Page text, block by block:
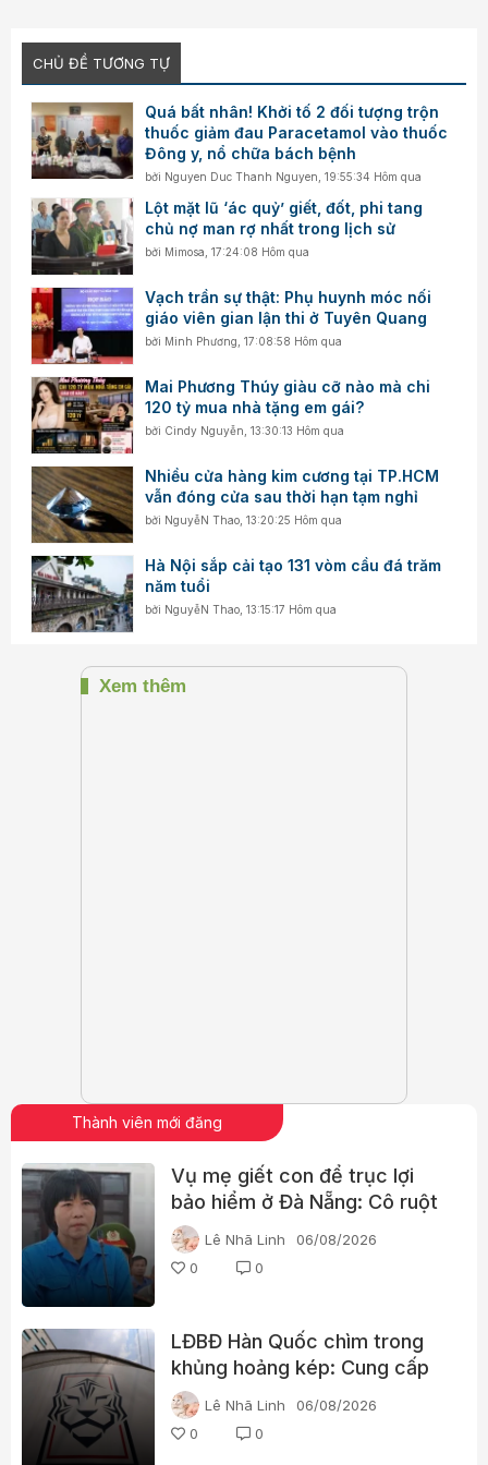
CHỦ ĐỀ TƯƠNG TỰ
Quá bất nhân! Khởi tố 2 đối tượng trộn
thuốc giảm đau Paracetamol vào thuốc
Đông y, nổ chữa bách bệnh
bởi Nguyen Duc Thanh Nguyen ,19:55:34 Hôm qua
Lột mặt lũ ‘ác quỷ’ giết, đốt, phi tang
chủ nợ man rợ nhất trong lịch sử
bởi Mimosa ,17:24:08 Hôm qua
Vạch trần sự thật: Phụ huynh móc nối
giáo viên gian lận thi ở Tuyên Quang
bởi Minh Phương ,17:08:58 Hôm qua
Mai Phương Thúy giàu cỡ nào mà chi
120 tỷ mua nhà tặng em gái?
bởi Cindy Nguyễn ,13:30:13 Hôm qua
Nhiều cửa hàng kim cương tại TP.HCM
vẫn đóng cửa sau thời hạn tạm nghỉ
bởi NguyễN Thao ,13:20:25 Hôm qua
Hà Nội sắp cải tạo 131 vòm cầu đá trăm
năm tuổi
bởi NguyễN Thao ,13:15:17 Hôm qua
Thành viên mới đăng
Vụ mẹ giết con để trục lợi
bảo hiểm ở Đà Nẵng: Cô ruột
phát hiện dấu hiệu bất thường
Lê Nhã Linh
06/08/2026
0
0
LĐBĐ Hàn Quốc chìm trong
khủng hoảng kép: Cung cấp
gái gọi cho trọng tài, cảnh sát
đột kích trụ sở
Lê Nhã Linh
06/08/2026
0
0